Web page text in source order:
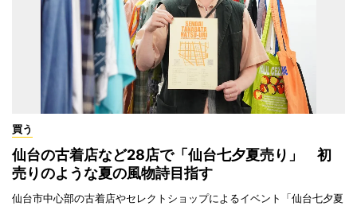
買う
仙台の古着店など28店で「仙台七夕夏売り」 初
売りのような夏の風物詩目指す
仙台市中心部の古着店やセレクトショップによるイベント「仙台七夕夏